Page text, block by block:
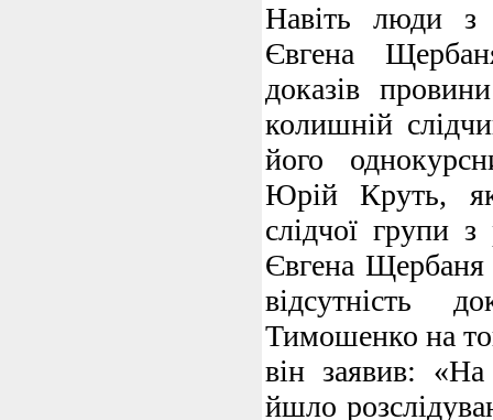
Навіть люди з
Євгена
доказів
колишній
його
Юрій Круть,
слідчої групи з
Євгена
відсутність
Тимошенко на
він заявив:
йшло